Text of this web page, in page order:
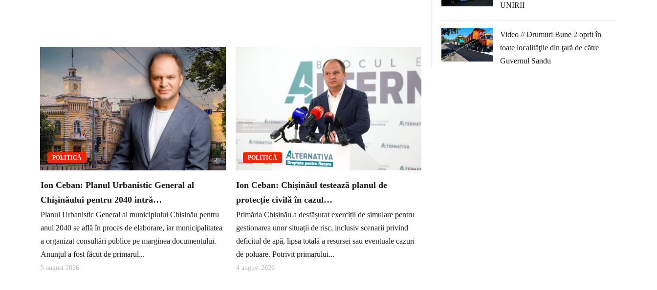
POLITICĂ
Ion Ceban: Planul Urbanistic General al
Chișinăului pentru 2040 intră…
Planul Urbanistic General al municipiului Chișinău pentru
anul 2040 se află în proces de elaborare, iar municipalitatea
a organizat consultări publice pe marginea documentului.
Anunțul a fost făcut de primarul...
5 august 2026
POLITICĂ
Ion Ceban: Chișinăul testează planul de
protecție civilă în cazul…
Primăria Chișinău a desfășurat exerciții de simulare pentru
gestionarea unor situații de risc, inclusiv scenarii privind
deficitul de apă, lipsa totală a resursei sau eventuale cazuri
de poluare. Potrivit primarului...
4 august 2026
UNIRII
Video // Drumuri Bune 2 oprit în
toate localităţile din ţară de către
Guvernul Sandu